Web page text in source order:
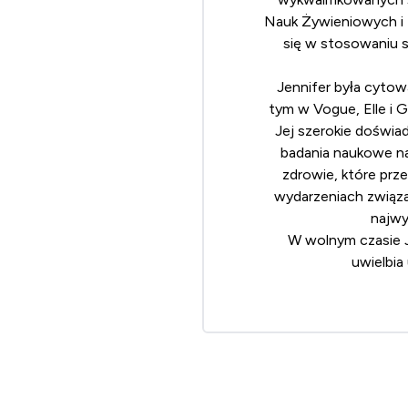
Nauk Żywieniowych i
się w stosowaniu
Jennifer była
tym w Vogue, Elle i
Jej szerokie
badania naukowe
zdrowie, które
wydarzeniach
W wolnym czasie
uwielbia